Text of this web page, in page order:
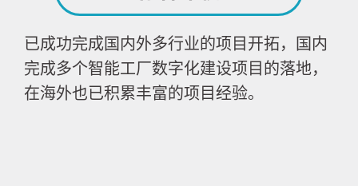
已成功完成国内外多行业的项目开拓，国内
完成多个智能工厂数字化建设项目的落地，
在海外也已积累丰富的项目经验。